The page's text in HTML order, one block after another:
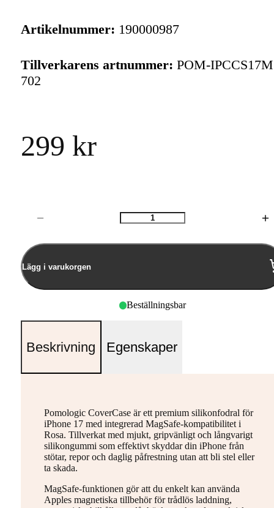
Artikelnummer: 190000987
Tillverkarens artnummer: POM-
702
299 kr
Antal
Lägg i varukorgen
Beställningsbar
Beskrivning Egenskaper
Pomologic CoverCase är ett premium silikonfodral för
iPhone 17 med integrerad MagSafe-kompatibilitet i
Rosa. Tillverkat med mjukt, gripvänligt och långvarigt
silikongummi som effektivt skyddar din iPhone från
stötar, repor och daglig påfrestning utan att bli stel eller
ta skada.
MagSafe-funktionen gör att du enkelt kan använda
Apples magnetiska tillbehör för trådlös laddning,